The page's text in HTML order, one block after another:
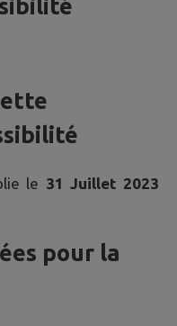
le 31 Juillet 2023
pour la